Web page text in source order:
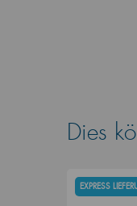
Dies
EXPRESS